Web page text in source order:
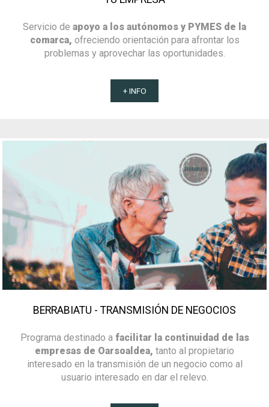
Servicio de apoyo a los autónomos y PYMES de la
comarca, ofreciendo orientación para afrontar los
problemas y aprovechar las oportunidades.
+ INFO
BERRABIATU - TRANSMISIÓN DE NEGOCIOS
Programa destinado a facilitar la continuidad de las
empresas de Oarsoaldea, tanto al propietario
interesado en la transmisión de un negocio como al
usuario interesado en dar el relevo.